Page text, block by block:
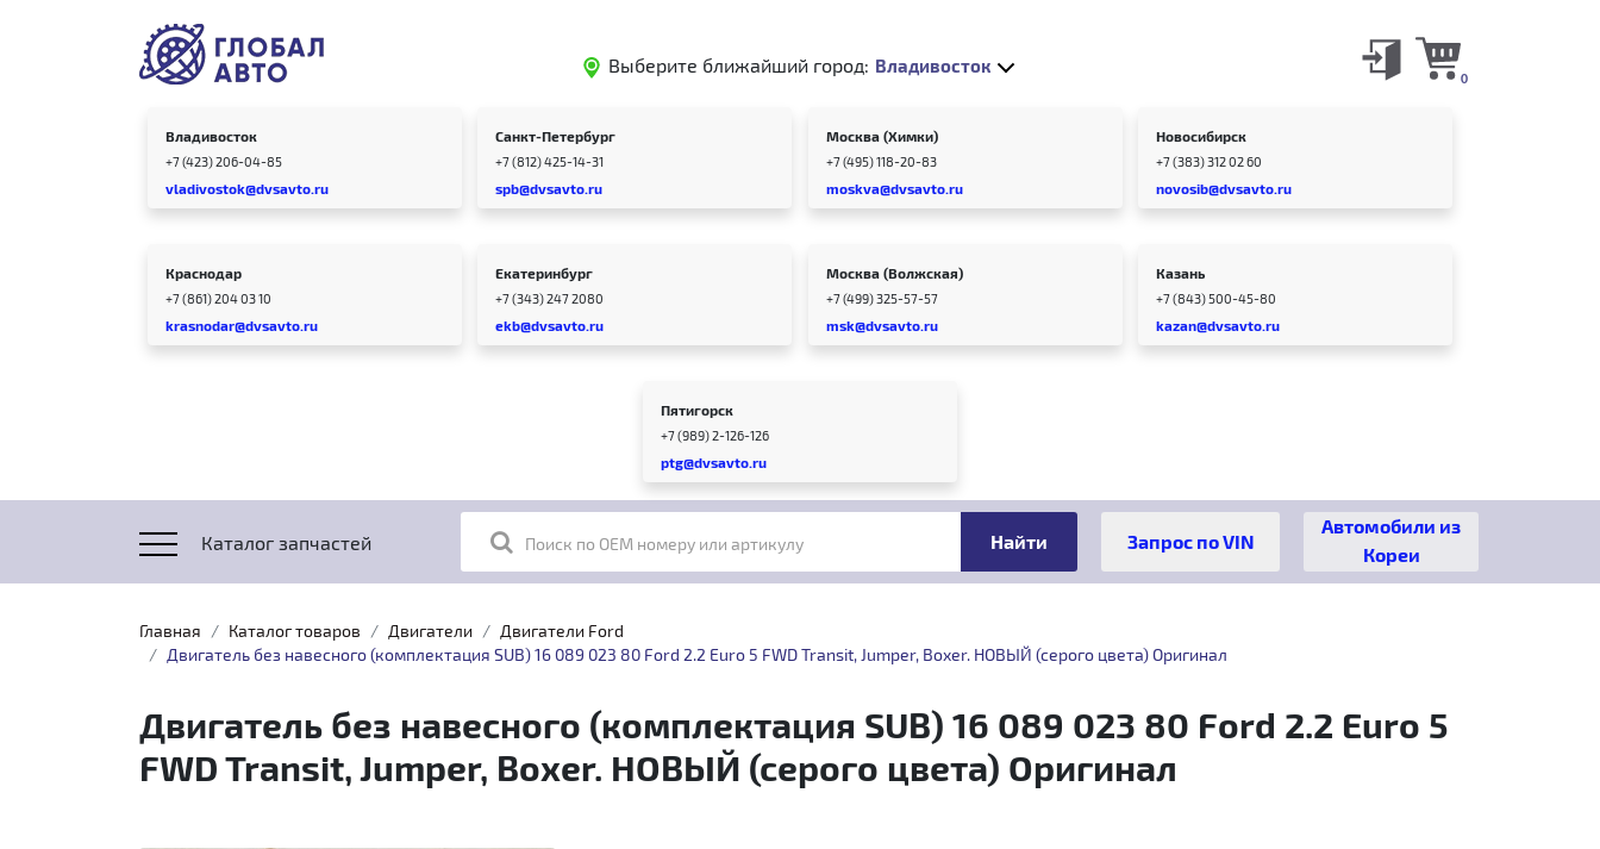
Выберите ближайший город: Владивосток
0
Владивосток
+7 (423) 206-04-85
vladivostok@dvsavto.ru
Санкт-Петербург
+7 (812) 425-14-31
spb@dvsavto.ru
Москва (Химки)
+7 (495) 118-20-83
moskva@dvsavto.ru
Новосибирск
+7 (383) 312 02 60
novosib@dvsavto.ru
Краснодар
+7 (861) 204 03 10
krasnodar@dvsavto.ru
Екатеринбург
+7 (343) 247 2080
ekb@dvsavto.ru
Москва (Волжская)
+7 (499) 325-57-57
msk@dvsavto.ru
Казань
+7 (843) 500-45-80
kazan@dvsavto.ru
Пятигорск
+7 (989) 2-126-126
ptg@dvsavto.ru
Каталог запчастей Поиск по OEM номеру или артикулу
Автомобили из
Кореи
Главная Каталог товаров Двигатели
Двигатели Ford
Двигатель без навесного (комплектация SUB) 16 089 023 80 Ford 2.2 Euro 5 FWD Transit, Jumper, Boxer. НОВЫЙ (серого цвета) Оригинал
Двигатель без навесного (комплектация SUB) 16 089 023 80 Ford 2.2 Euro 5
FWD Transit, Jumper, Boxer. НОВЫЙ (серого цвета) Оригинал